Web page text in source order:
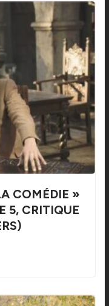
COMÉDIE »
5, CRITIQUE